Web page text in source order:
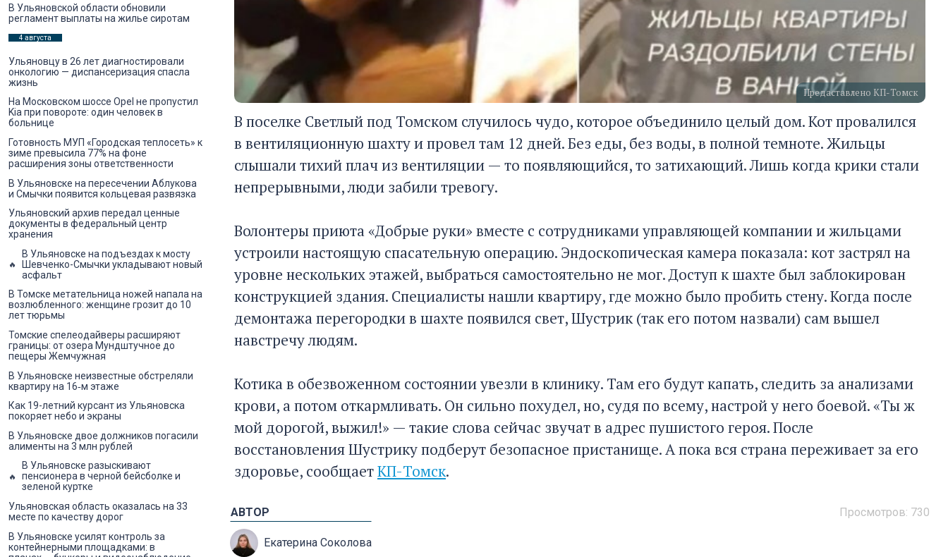
Предаставлено КП-Томск
В поселке Светлый под Томском случилось чудо, которое объединило целый дом. Кот провалился
в вентиляционную шахту и провел там 12 дней. Без еды, без воды, в полной темноте. Жильцы
слышали тихий плач из вентиляции — то появляющийся, то затихающий. Лишь когда крики стали
непрерывными, люди забили тревогу.
Волонтеры приюта «Добрые руки» вместе с сотрудниками управляющей компании и жильцами
устроили настоящую спасательную операцию. Эндоскопическая камера показала: кот застрял на
уровне нескольких этажей, выбраться самостоятельно не мог. Доступ к шахте был заблокирован
конструкцией здания. Специалисты нашли квартиру, где можно было пробить стену. Когда после
демонтажа перегородки в шахте появился свет, Шустрик (так его потом назвали) сам вышел
навстречу людям.
Котика в обезвоженном состоянии увезли в клинику. Там его будут капать, следить за анализами
крови, а потом откармливать. Он сильно похудел, но, судя по всему, настрой у него боевой. «Ты ж
мой дорогой, выжил!» — такие слова сейчас звучат в адрес пушистого героя. После
восстановления Шустрику подберут безопасное пристанище. А пока вся страна переживает за его
здоровье, сообщаетКП-Томск.
Просмотров: 730
АВТОР
Екатерина Соколова
В Ульяновской области обновили
регламент выплаты на жилье сиротам
4 августа
Ульяновцу в 26 лет диагностировали
онкологию — диспансеризация спасла
жизнь
На Московском шоссе Opel не пропустил
Kia при повороте: один человек в
больнице
Готовность МУП «Городская теплосеть» к
зиме превысила 77% на фоне
расширения зоны ответственности
В Ульяновске на пересечении Аблукова
и Смычки появится кольцевая развязка
Ульяновский архив передал ценные
документы в федеральный центр
хранения
В Ульяновске на подъездах к мосту
Шевченко-Смычки укладывают новый
асфальт
В Томске метательница ножей напала на
возлюбленного: женщине грозит до 10
лет тюрьмы
Томские спелеодайверы расширяют
границы: от озера Мундштучное до
пещеры Жемчужная
В Ульяновске неизвестные обстреляли
квартиру на 16‑м этаже
Как 19-летний курсант из Ульяновска
покоряет небо и экраны
В Ульяновске двое должников погасили
алименты на 3 млн рублей
В Ульяновске разыскивают
пенсионера в черной бейсболке и
зеленой куртке
Ульяновская область оказалась на 33
месте по качеству дорог
В Ульяновске усилят контроль за
контейнерными площадками: в